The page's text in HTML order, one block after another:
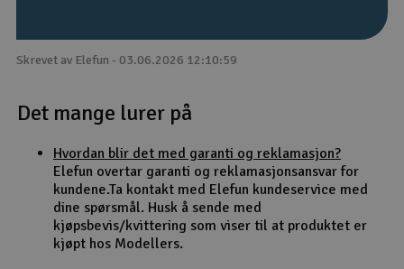
Outlet
Radioutstyr
Raketter
Smarthjem, lek & hobby
Skrevet av Elefun - 03.06.2026 12:10:59
Det mange lurer på
Hvordan blir det med garanti og reklamasjon?
Elefun overtar garanti og reklamasjonsansvar for
kundene.Ta kontakt med Elefun kundeservice med
dine spørsmål. Husk å sende med
kjøpsbevis/kvittering som viser til at produktet er
kjøpt hos Modellers.